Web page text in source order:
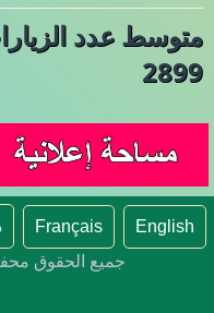
متوسط عدد الزيارات
2899
English
Français
جميع الحقوق